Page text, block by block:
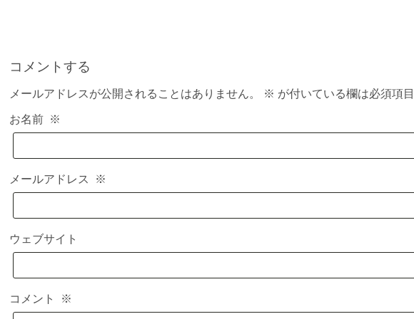
コメントする
メールアドレスが公開されることはありません。 ※ が付いている欄は必須項
お名前 ※
メールアドレス ※
ウェブサイト
コメント ※